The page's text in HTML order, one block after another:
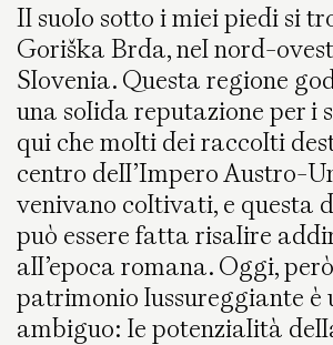
Il suolo sotto i miei piedi si
Goriška Brda, nel nord-
Slovenia. Questa regione
una solida reputazione per i
qui che molti dei raccolti
centro dell’Impero Austro-
venivano coltivati, e questa
può essere fatta risalire
all’epoca romana. Oggi,
patrimonio lussureggiante è
ambiguo: le potenzialità